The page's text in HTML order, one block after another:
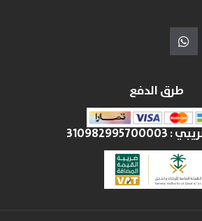
طرق الدفع
:
310982995700003